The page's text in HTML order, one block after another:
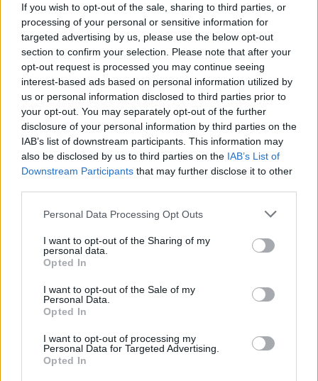
If you wish to opt-out of the sale, sharing to third parties, or
processing of your personal or sensitive information for
targeted advertising by us, please use the below opt-out
section to confirm your selection. Please note that after your
opt-out request is processed you may continue seeing
interest-based ads based on personal information utilized by
us or personal information disclosed to third parties prior to
your opt-out. You may separately opt-out of the further
disclosure of your personal information by third parties on the
IAB’s list of downstream participants. This information may
also be disclosed by us to third parties on the IAB’s List of
Downstream Participants that may further disclose it to other
Personal Data Processing Opt Outs
I want to opt-out of the Sharing of my
personal data.
Opted In
I want to opt-out of the Sale of my
Personal Data.
Opted In
I want to opt-out of processing my
Personal Data for Targeted Advertising.
Opted In
NOIR & OR | 11.90 €/M
1,19 €